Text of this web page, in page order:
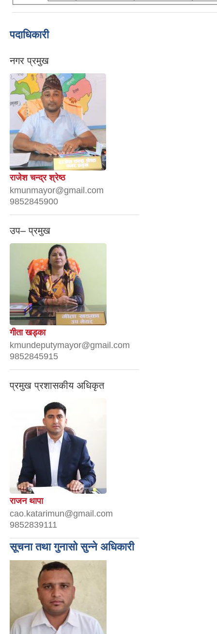
पदाधिकारी
नगर प्रमुख
राजेश चन्द्र श्रेष्ठ
kmunmayor@gmail.com
9852845900
उप– प्रमुख
गीता खड्का
kmundeputymayor@gmail.com
9852845915
प्रमुख प्रशासकीय अधिकृत
राजन थापा
cao.katarimun@gmail.com
9852839111
सूचना तथा गुनासो सुन्ने अधिकारी